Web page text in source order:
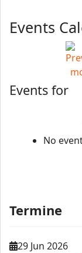
Events
Events for
No
Termine
29 Jun 2026